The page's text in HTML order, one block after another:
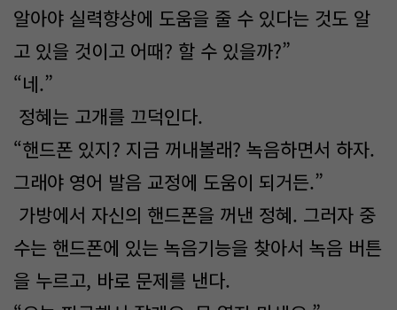
알아야 실력향상에 도움을 줄 수 있다는 것도 알
고 있을 것이고 어때? 할 수 있을까?”
“네.”
정혜는 고개를 끄덕인다.
“핸드폰 있지? 지금 꺼내볼래? 녹음하면서 하자.
그래야 영어 발음 교정에 도움이 되거든.”
가방에서 자신의 핸드폰을 꺼낸 정혜. 그러자 중
수는 핸드폰에 있는 녹음기능을 찾아서 녹음 버튼
을 누르고, 바로 문제를 낸다.